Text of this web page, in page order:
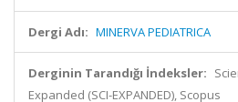
Dergi Adı: MINERVA PEDIATRICA
Derginin Tarandığı İndeksler:
Expanded (SCI-EXPANDED), Scopus